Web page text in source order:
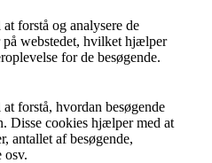
forstå og analysere de
webstedet, hvilket hjælper
for de besøgende.
forstå, hvordan besøgende
Disse cookies hjælper med at
antallet af besøgende,
osv.